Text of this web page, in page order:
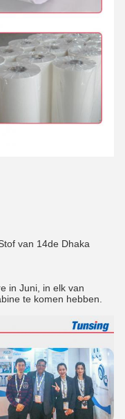
van 14de Dhaka
in Juni, in elk van
te komen hebben.